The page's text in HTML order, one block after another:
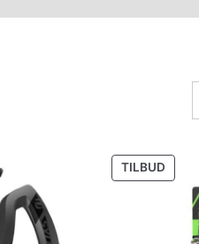
TILBUD
PÅ
SALG